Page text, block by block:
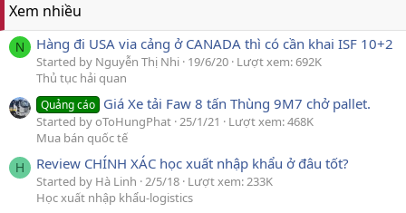
Xem nhiều
N Hàng đi USA via cảng ở CANADA thì có cần khai ISF 10+2
Started by Nguyễn Thị Nhi 19/6/20 Lượt xem: 692K
Thủ tục hải quan
Quảng cáo Giá Xe tải Faw 8 tấn Thùng 9M7 chở pallet.
Started by oToHungPhat 25/1/21
Lượt xem: 468K
Mua bán quốc tế
H Review CHÍNH XÁC học xuất nhập khẩu ở đâu tốt?
Started by Hà Linh 2/5/18 Lượt xem: 233K
Học xuất nhập khẩu-logistics